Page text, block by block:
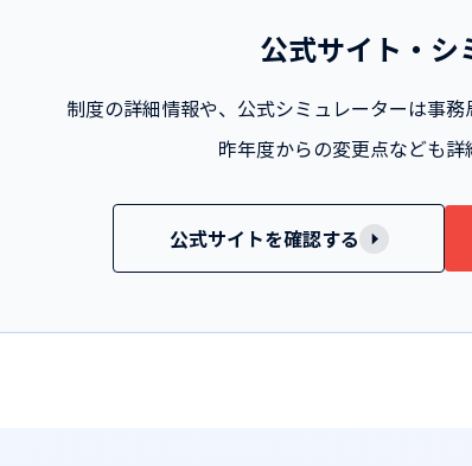
公式サイト・シ
制度の詳細情報や、公式シミュレーターは事務
昨年度からの変更点なども詳
公式サイトを確認する